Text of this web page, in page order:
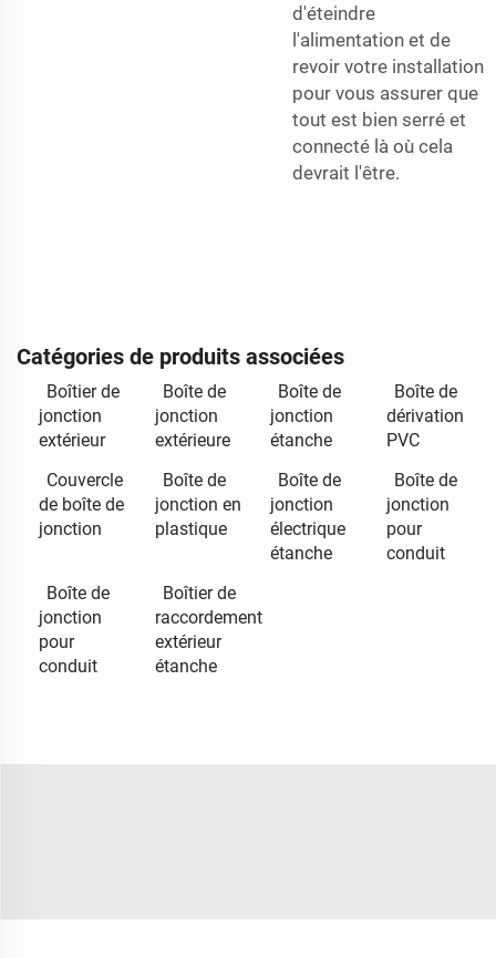
d'éteindre
l'alimentation et de
revoir votre installation
pour vous assurer que
tout est bien serré et
connecté là où cela
devrait l'être.
Catégories de produits associées
Boîtier de
jonction
extérieur
Boîte de
jonction
extérieure
Boîte de
jonction
étanche
Boîte de
dérivation
PVC
Couvercle
de boîte de
jonction
Boîte de
jonction en
plastique
Boîte de
jonction
électrique
étanche
Boîte de
jonction
pour
conduit
Boîte de
jonction
pour
conduit
Boîtier de
raccordement
extérieur
étanche